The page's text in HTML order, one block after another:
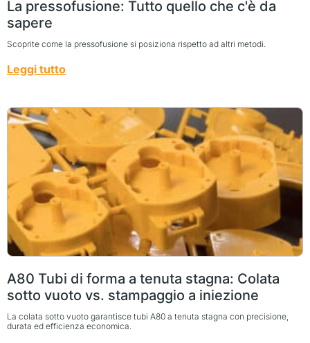
La pressofusione: Tutto quello che c'è da
sapere
Scoprite come la pressofusione si posiziona rispetto ad altri metodi.
Leggi tutto
A80 Tubi di forma a tenuta stagna: Colata
sotto vuoto vs. stampaggio a iniezione
La colata sotto vuoto garantisce tubi A80 a tenuta stagna con precisione,
durata ed efficienza economica.